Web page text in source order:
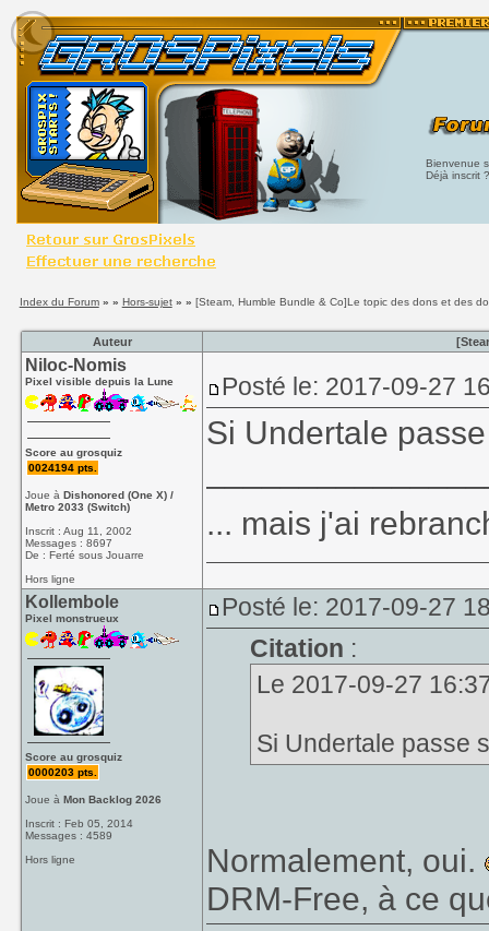
Bienvenue
Déjà inscrit
Index du Forum» » Hors-sujet» » [Steam, Humble Bundle & Co]Le topic des dons et des
Auteur
Niloc-Nomis
Pixel visible depuis la Lune
Score au grosquiz
0024194 pts.
Joue àDishonored (One X) /
Metro 2033 (Switch)
Inscrit : Aug 11, 2002
Messages : 8697
De : Ferté sous Jouarre
Hors ligne
Posté le: 2017-09-27
Si Undertale
... mais j'ai
Kollembole
Pixel monstrueux
Score au grosquiz
0000203 pts.
Joue àMon Backlog 2026
Inscrit : Feb 05, 2014
Messages : 4589
Hors ligne
Posté le: 2017-09-27
Citation :
Le 2017-09-27
Si Undertale passe
Normalement, oui.
DRM-Free, à ce